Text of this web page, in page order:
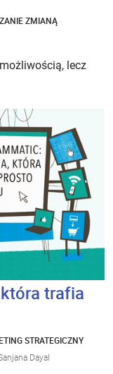
ZMIANĄ
lecz
trafia
STRATEGICZNY
Sanjana Dayal